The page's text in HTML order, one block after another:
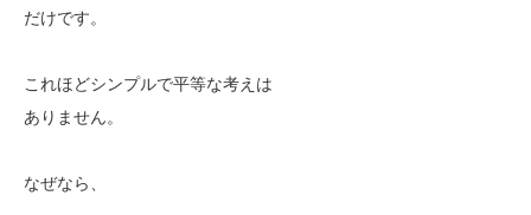
だけです。
これほどシンプルで平等な考えは
ありません。
なぜなら、